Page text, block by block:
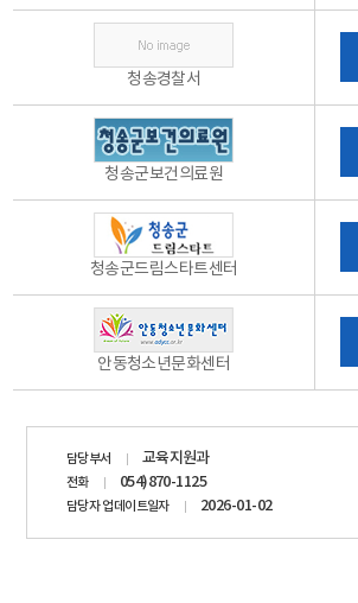
청송경찰서
청송군보건의료원
청송군드림스타트센터
안동청소년문화센터
담당부서 교육지원과
전화 054)870-1125
담당자 업데이트일자 2026-01-02